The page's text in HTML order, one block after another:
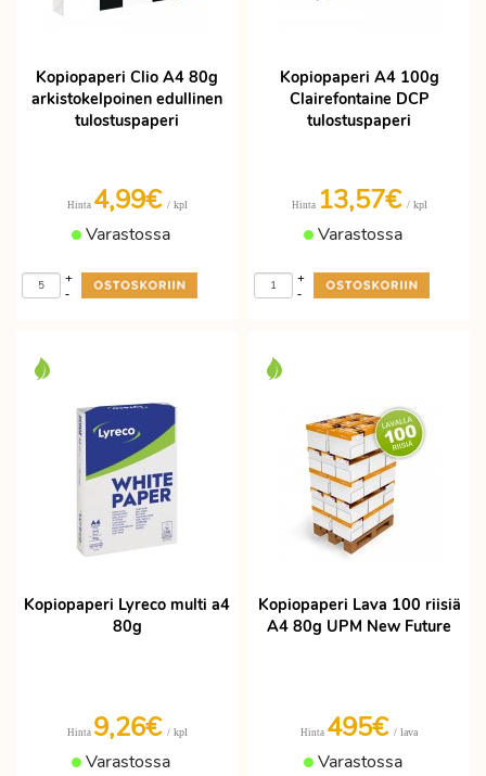
Kopiopaperi Clio A4 80g
arkistokelpoinen edullinen
tulostuspaperi
Hinta 4,99€ / kpl
Varastossa
-
+
Kopiopaperi A4 100g
Clairefontaine DCP
tulostuspaperi
Hinta 13,57€ / kpl
Varastossa
-
+
Kopiopaperi Lyreco multi a4
80g
Hinta 9,26€ / kpl
Varastossa
Kopiopaperi Lava 100 riisiä
A4 80g UPM New Future
Hinta 495€ / lava
Varastossa